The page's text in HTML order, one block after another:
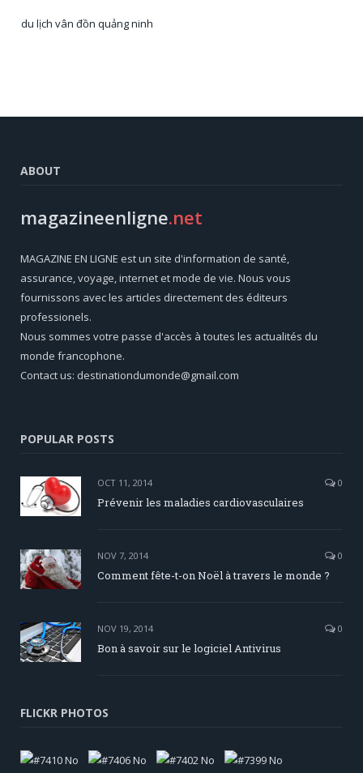
du lịch vân đồn quảng ninh
ABOUT
magazineenligne.net
MAGAZINE EN LIGNE est un site d'information de santé,
assurance, voyage, internet et mode de vie. Nous vous
fournissons avec les articles directement des éditeurs
professionels.
Nous sommes votre passe d'accès à toutes les actualités du
monde francophone.
Contact us: destinationdumonde@gmail.com
POPULAR POSTS
OCT 11, 2014 0
Prévenir les maladies cardiovasculaires
NOV 7, 2014 0
Comment fête-t-on Noël à travers le monde ?
NOV 19, 2014 0
Bon à savoir sur le logiciel Antivirus
FLICKR PHOTOS